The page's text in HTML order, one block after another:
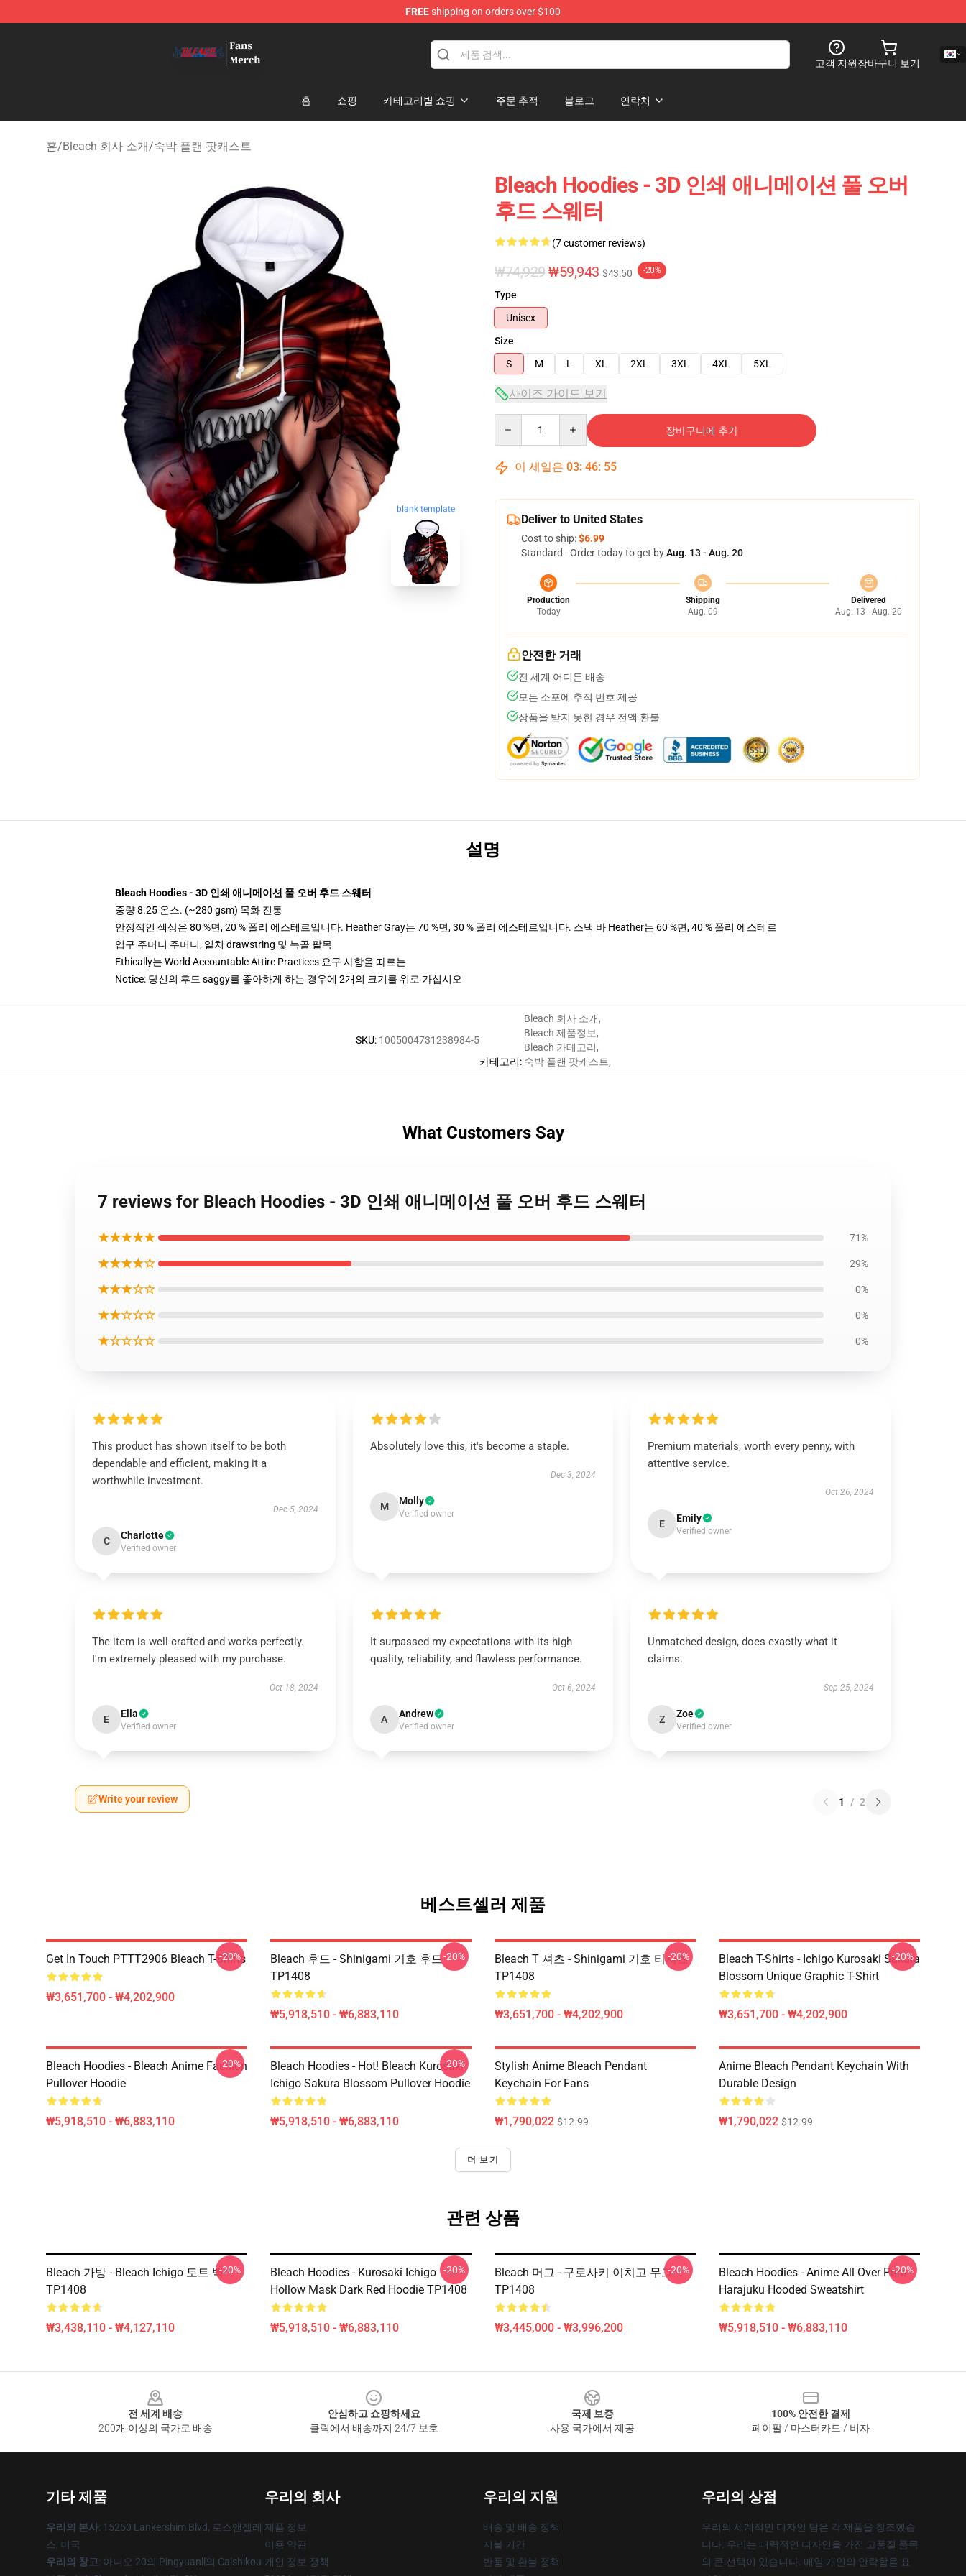
FREEshipping on orders over $100
고객 지원장바구니 보기
홈 쇼핑 카테고리별 쇼핑 주문 추적 블로그 연락처
홈/Bleach 회사 소개/숙박 플랜 팟캐스트
blank template
Bleach Hoodies - 3D 인쇄 애니메이션 풀 오버
후드 스웨터
(7 customer reviews)
₩74,929 ₩59,943 $43.50 -20%
Type
Unisex
Size
S
M L XL 2XL 3XL 4XL 5XL
사이즈 가이드 보기
장바구니에 추가
이 세일은 03: 46: 54
Deliver to United States
Cost to ship:$6.99
Standard - Order today to get byAug. 13 - Aug. 20
Production
Today
Shipping
Aug. 09
Delivered
Aug. 13 - Aug. 20
안전한 거래
전 세계 어디든 배송
모든 소포에 추적 번호 제공
상품을 받지 못한 경우 전액 환불
설명
Bleach Hoodies - 3D 인쇄 애니메이션 풀 오버 후드 스웨터
중량 8.25 온스. (~280 gsm) 목화 진통
안정적인 색상은 80 %면, 20 % 폴리 에스테르입니다. Heather Gray는 70 %면, 30 % 폴리 에스테르입니다. 스낵 바 Heather는 60 %면, 40 % 폴리 에스테르
입구 주머니 주머니, 일치 drawstring 및 늑골 팔목
Ethically는 World Accountable Attire Practices 요구 사항을 따르는
Notice: 당신의 후드 saggy를 좋아하게 하는 경우에 2개의 크기를 위로 가십시오
SKU: 1005004731238984-5
카테고리:
Bleach 회사 소개,
Bleach 제품정보,
Bleach 카테고리,
숙박 플랜 팟캐스트,
What Customers Say
7 reviews for Bleach Hoodies - 3D 인쇄 애니메이션 풀 오버 후드 스웨터
★★★★★ 71%
★★★★☆ 29%
★★★☆☆ 0%
★★☆☆☆ 0%
★☆☆☆☆ 0%
This product has shown itself to be both
dependable and efficient, making it a
worthwhile investment.
Dec 5, 2024
C Charlotte
Verified owner
Absolutely love this, it's become a staple.
Dec 3, 2024
M Molly
Verified owner
Premium materials, worth every penny, with
attentive service.
Oct 26, 2024
E Emily
Verified owner
The item is well-crafted and works perfectly.
I'm extremely pleased with my purchase.
Oct 18, 2024
E Ella
Verified owner
It surpassed my expectations with its high
quality, reliability, and flawless performance.
Oct 6, 2024
A Andrew
Verified owner
Unmatched design, does exactly what it
claims.
Sep 25, 2024
Z Zoe
Verified owner
Write your review 1 / 2
베스트셀러 제품
Get In Touch PTTT2906 Bleach T-Shirts
₩3,651,700 - ₩4,202,900
-20%
Bleach 후드 - Shinigami 기호 후드
TP1408
₩5,918,510 - ₩6,883,110
-20%
Bleach T 셔츠 - Shinigami 기호 티셔츠
TP1408
₩3,651,700 - ₩4,202,900
-20%
Bleach T-Shirts - Ichigo Kurosaki Sakura
Blossom Unique Graphic T-Shirt
₩3,651,700 - ₩4,202,900
-20%
Bleach Hoodies - Bleach Anime Fashion
Pullover Hoodie
₩5,918,510 - ₩6,883,110
-20%
Bleach Hoodies - Hot! Bleach Kurosaki
Ichigo Sakura Blossom Pullover Hoodie
₩5,918,510 - ₩6,883,110
-20%
Stylish Anime Bleach Pendant
Keychain For Fans
₩1,790,022 $12.99
Anime Bleach Pendant Keychain With
Durable Design
₩1,790,022 $12.99
더 보기
관련 상품
Bleach 가방 - Bleach Ichigo 토트 백
TP1408
₩3,438,110 - ₩4,127,110
-20%
Bleach Hoodies - Kurosaki Ichigo
Hollow Mask Dark Red Hoodie TP1408
₩5,918,510 - ₩6,883,110
-20%
Bleach 머그 - 구로사키 이치고 무그
TP1408
₩3,445,000 - ₩3,996,200
-20%
Bleach Hoodies - Anime All Over Print
Harajuku Hooded Sweatshirt
₩5,918,510 - ₩6,883,110
-20%
전 세계 배송
200개 이상의 국가로 배송
안심하고 쇼핑하세요
클릭에서 배송까지 24/7 보호
국제 보증
사용 국가에서 제공
100% 안전한 결제
페이팔 / 마스터카드 / 비자
기타 제품
우리의 본사: 15250 Lankershim Blvd, 로스앤젤레
스, 미국
우리의 창고: 아니오 20의 Pingyuanli의 Caishikou
우리의 회사
제품 정보
이용 약관
개인 정보 정책
우리의 지원
배송 및 배송 정책
지불 기간
반품 및 환불 정책
우리의 상점
우리의 세계적인 디자인 팀은 각 제품을 창조했습
니다. 우리는 매력적인 디자인을 가진 고품질 품목
의 큰 선택이 있습니다. 매일 개인의 안락함을 표